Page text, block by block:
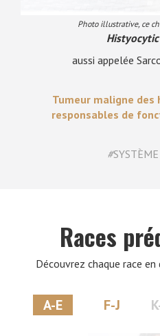
Photo illustrative, ce
aussi appelée
Tumeur maligne
responsables de
#
Races
Découvrez chaque race
A-E F-J